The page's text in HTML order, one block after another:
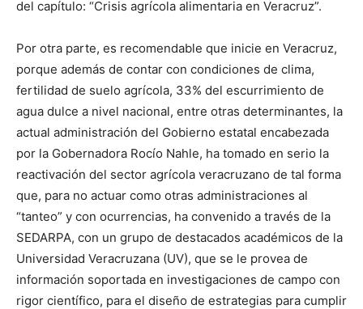
del capítulo: “Crisis agrícola alimentaria en Veracruz”.
Por otra parte, es recomendable que inicie en Veracruz,
porque además de contar con condiciones de clima,
fertilidad de suelo agrícola, 33% del escurrimiento de
agua dulce a nivel nacional, entre otras determinantes, la
actual administración del Gobierno estatal encabezada
por la Gobernadora Rocío Nahle, ha tomado en serio la
reactivación del sector agrícola veracruzano de tal forma
que, para no actuar como otras administraciones al
“tanteo” y con ocurrencias, ha convenido a través de la
SEDARPA, con un grupo de destacados académicos de la
Universidad Veracruzana (UV), que se le provea de
información soportada en investigaciones de campo con
rigor científico, para el diseño de estrategias para cumplir